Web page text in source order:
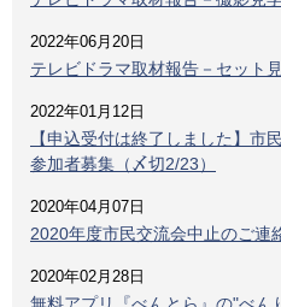
2022年06月20日
テレビドラマ取材報告－セット
2022年01月12日
【申込受付は終了しました】市
参加者募集（〆切2/23）
2020年04月07日
2020年度市民交流会中止のご連
2020年02月28日